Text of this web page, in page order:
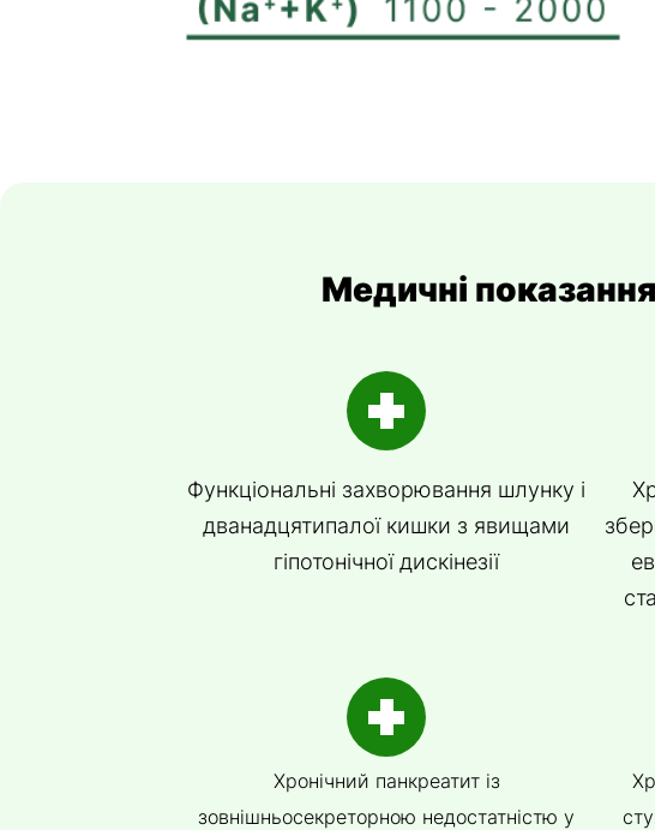
Медичні
Функціональні захворювання шлунку і
дванадцятипалої кишки з явищами
гіпотонічної дискінезії
Хронічний панкреатит із
зовнішньосекреторною недостатністю у